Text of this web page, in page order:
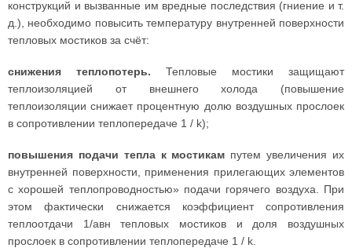
конструкций и вызванные им вредные последствия (гниение и т.
д.), необходимо повысить температуру внутренней поверхности
тепловых мостиков за счёт:
снижения теплопотерь. Тепловые мостики защищают
теплоизоляцией от внешнего холода (повышение
теплоизоляции снижает процентную долю воздушных прослоек
в сопротивлении теплопередаче 1 / k);
повышения подачи тепла к мостикам путем увеличения их
внутренней поверхности, применения прилегающих элементов
с хорошей теплопроводностью» подачи горячего воздуха. При
этом фактически снижается коэффициент сопротивления
теплоотдачи 1/авн тепловых мостиков и доля воздушных
прослоек в сопротивлении теплопередаче 1 / k.